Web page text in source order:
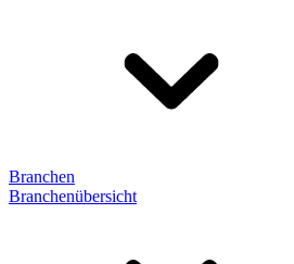
Branchen
Branchenübersicht